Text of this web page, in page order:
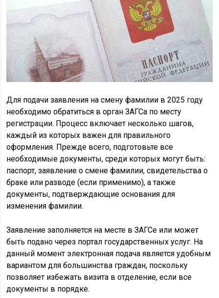
Для подачи заявления на смену фамилии в 2025 году
необходимо обратиться в орган ЗАГСа по месту
регистрации. Процесс включает несколько шагов,
каждый из которых важен для правильного
оформления. Прежде всего, подготовьте все
необходимые документы, среди которых могут быть:
паспорт, заявление о смене фамилии, свидетельства о
браке или разводе (если применимо), а также
документы, подтверждающие основания для
изменения фамилии.
Заявление заполняется на месте в ЗАГСе или может
быть подано через портал государственных услуг. На
данный момент электронная подача является удобным
вариантом для большинства граждан, поскольку
позволяет избежать визита в отделение, если все
документы в порядке.